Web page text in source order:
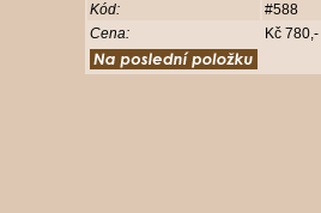
Kód:
#588
Cena:
Kč